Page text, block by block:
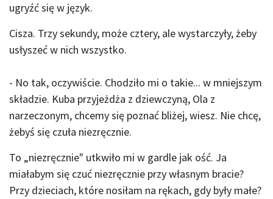
ugryźć się w język.
Cisza. Trzy sekundy, może cztery, ale wystarczyły, żeby
usłyszeć w nich wszystko.
- No tak, oczywiście. Chodziło mi o takie... w mniejszym
składzie. Kuba przyjeżdża z dziewczyną, Ola z
narzeczonym, chcemy się poznać bliżej, wiesz. Nie chcę,
żebyś się czuła niezręcznie.
To „niezręcznie" utkwiło mi w gardle jak ość. Ja
miałabym się czuć niezręcznie przy własnym bracie?
Przy dzieciach, które nosiłam na rękach, gdy były małe?